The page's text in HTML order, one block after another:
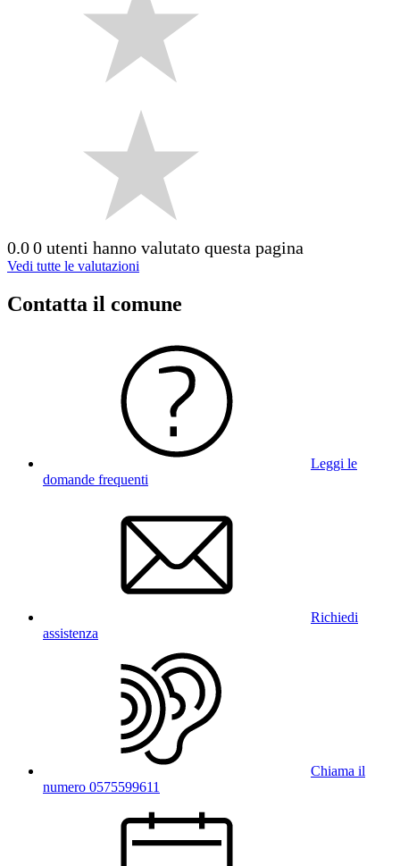
0.00 utenti hanno valutato questa pagina
Vedi tutte le valutazioni
Contatta il comune
Leggi le
domande frequenti
Richiedi
assistenza
Chiama il
numero 0575599611